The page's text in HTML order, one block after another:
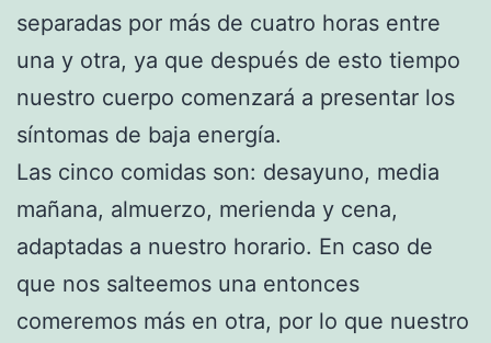
separadas por más de cuatro horas entre
una y otra, ya que después de esto tiempo
nuestro cuerpo comenzará a presentar los
síntomas de baja energía.
Las cinco comidas son: desayuno, media
mañana, almuerzo, merienda y cena,
adaptadas a nuestro horario. En caso de
que nos salteemos una entonces
comeremos más en otra, por lo que nuestro